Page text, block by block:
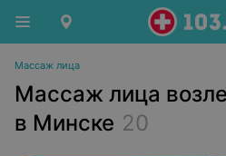
Массаж лица
Массаж лица
в Минске 20